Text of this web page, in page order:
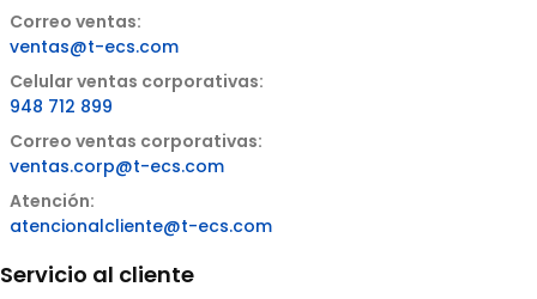
Correo ventas:
ventas@t-ecs.com
Celular ventas corporativas:
948 712 899
Correo ventas corporativas:
ventas.corp@t-ecs.com
Atención:
atencionalcliente@t-ecs.com
Servicio al cliente